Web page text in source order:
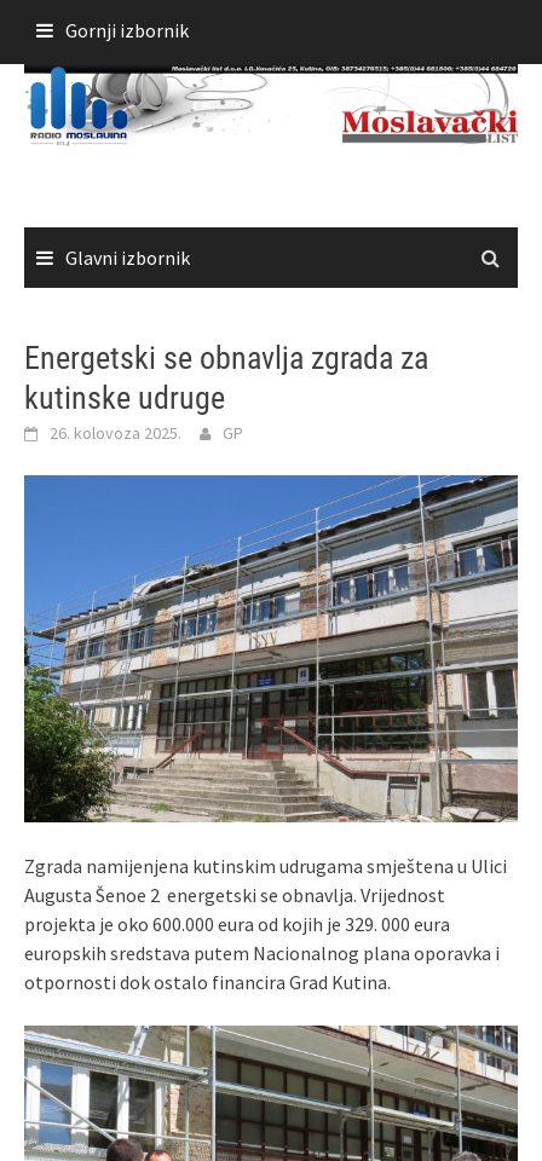
sadržaja
Gornji izbornik
Glavni izbornik
Energetski se obnavlja zgrada za
kutinske udruge
26. kolovoza 2025. GP
Zgrada namijenjena kutinskim udrugama smještena u Ulici
Augusta Šenoe 2 energetski se obnavlja. Vrijednost
projekta je oko 600.000 eura od kojih je 329. 000 eura
europskih sredstava putem Nacionalnog plana oporavka i
otpornosti dok ostalo financira Grad Kutina.